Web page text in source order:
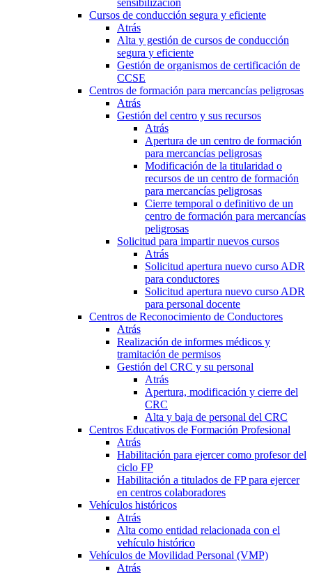
sensibilización
Cursos de conducción segura y eficiente
Atrás
Alta y gestión de cursos de conducción
segura y eficiente
Gestión de organismos de certificación de
CCSE
Centros de formación para mercancías peligrosas
Atrás
Gestión del centro y sus recursos
Atrás
Apertura de un centro de formación
para mercancías peligrosas
Modificación de la titularidad o
recursos de un centro de formación
para mercancías peligrosas
Cierre temporal o definitivo de un
centro de formación para mercancías
peligrosas
Solicitud para impartir nuevos cursos
Atrás
Solicitud apertura nuevo curso ADR
para conductores
Solicitud apertura nuevo curso ADR
para personal docente
Centros de Reconocimiento de Conductores
Atrás
Realización de informes médicos y
tramitación de permisos
Gestión del CRC y su personal
Atrás
Apertura, modificación y cierre del
CRC
Alta y baja de personal del CRC
Centros Educativos de Formación Profesional
Atrás
Habilitación para ejercer como profesor del
ciclo FP
Habilitación a titulados de FP para ejercer
en centros colaboradores
Vehículos históricos
Atrás
Alta como entidad relacionada con el
vehículo histórico
Vehículos de Movilidad Personal (VMP)
Atrás